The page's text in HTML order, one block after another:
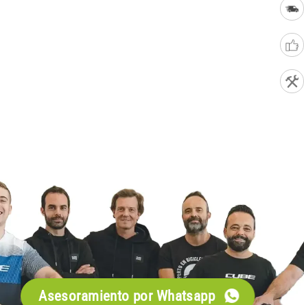
Asesoramiento por Whatsapp